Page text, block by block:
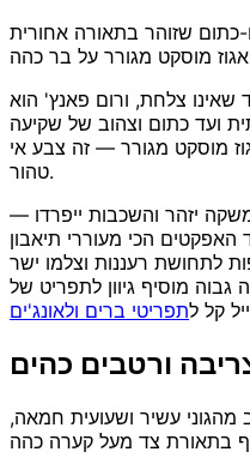
כתום שזוהר בתאורה אחורית
מוסקט מגורר על בר כהה
שאינו צלחת, ורום פאנץ' הוא
ועד כתום וצהוב של שקיעה
מוסקט מגורר — זה צבע אי
טהור.
יזהר והשכבות ייפרדו —
הכי מעוררי תיאבון
לתחושת רעננות וצלמו ישר
מוסיף גיוון לתפריט של
קל לתפריטי ברים ולאונג'ים
ורטבים כהים
מהגוני עשיר ושעועית חמאה,
בתאורת צד מעל קערה כהה